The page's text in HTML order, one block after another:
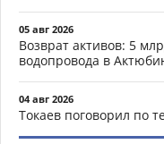
05 авг 2026
Возврат активов: 5
водопровода в
04 авг 2026
Токаев поговорил по